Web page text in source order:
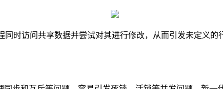
同时访问共享数据并尝试对其进行修改，从而引发未定义